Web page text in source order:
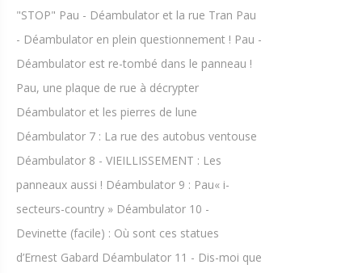
"STOP" Pau - Déambulator et la rue Tran Pau
- Déambulator en plein questionnement ! Pau -
Déambulator est re-tombé dans le panneau !
Pau, une plaque de rue à décrypter
Déambulator et les pierres de lune
Déambulator 7 : La rue des autobus ventouse
Déambulator 8 - VIEILLISSEMENT : Les
panneaux aussi ! Déambulator 9 : Pau« i-
secteurs-country » Déambulator 10 -
Devinette (facile) : Où sont ces statues
d’Ernest Gabard Déambulator 11 - Dis-moi que